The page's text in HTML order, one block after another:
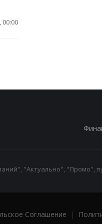
00:00
"Актуально", "Промо",
Соглашение |